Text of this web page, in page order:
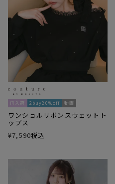
再入荷 2buy20%off 動画
ワンショルリボンスウェットト
ップス
¥7,590税込